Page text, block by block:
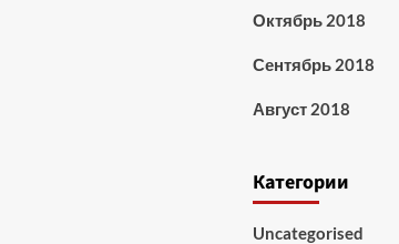
Октябрь 2018
Сентябрь 2018
Август 2018
Категории
Uncategorised